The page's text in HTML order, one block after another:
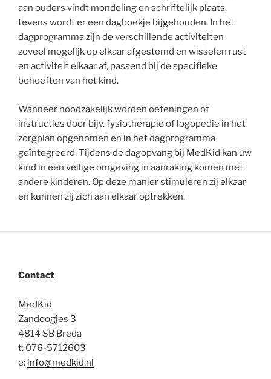
aan ouders vindt mondeling en schriftelijk plaats,
tevens wordt er een dagboekje bijgehouden. In het
dagprogramma zijn de verschillende activiteiten
zoveel mogelijk op elkaar afgestemd en wisselen rust
en activiteit elkaar af, passend bij de specifieke
behoeften van het kind.
Wanneer noodzakelijk worden oefeningen of
instructies door bijv. fysiotherapie of logopedie in het
zorgplan opgenomen en in het dagprogramma
geïntegreerd. Tijdens de dagopvang bij MedKid kan uw
kind in een veilige omgeving in aanraking komen met
andere kinderen. Op deze manier stimuleren zij elkaar
en kunnen zij zich aan elkaar optrekken.
Contact
MedKid
Zandoogjes 3
4814 SB Breda
t: 076-5712603
e: info@medkid.nl